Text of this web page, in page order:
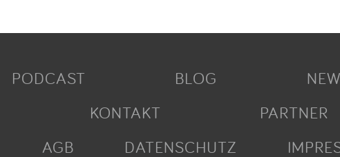
PODCAST BLOG
KONTAKT
PARTNER
AGB
DATENSCHUTZ